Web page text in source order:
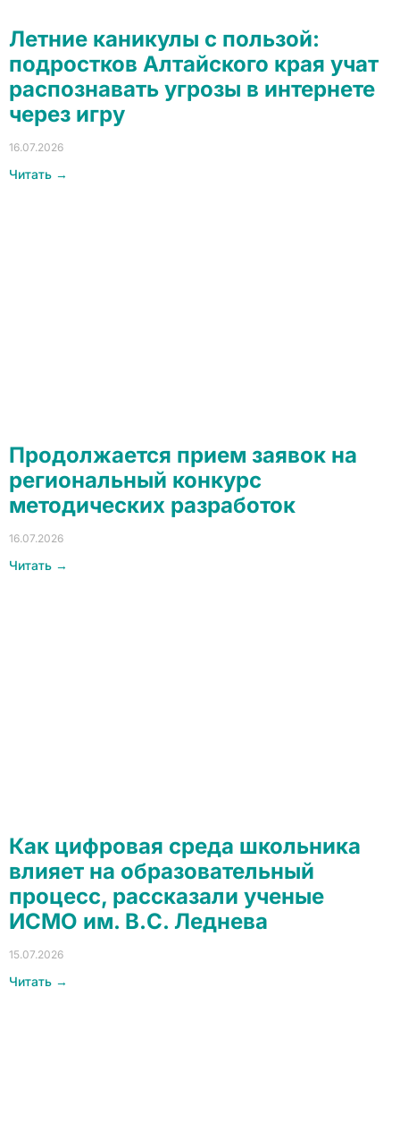
Летние каникулы с пользой:
подростков Алтайского края учат
распознавать угрозы в интернете
через игру
16.07.2026
Читать →
Продолжается прием заявок на
региональный конкурс
методических разработок
16.07.2026
Читать →
Как цифровая среда школьника
влияет на образовательный
процесс, рассказали ученые
ИСМО им. В.С. Леднева
15.07.2026
Читать →